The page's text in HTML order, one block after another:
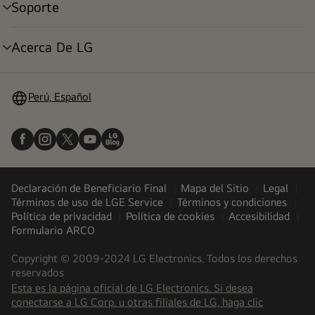
Soporte
alternar
Acerca De LG
alternar
Perú, Español
Declaración de Beneficiario Final Mapa del Sitio
Legal
Términos de uso de LGE Service
Términos y condiciones
Política de privacidad
Política de cookies
Accesibilidad
Formulario ARCO
Copyright © 2009-2024 LG Electronics. Todos los derechos
reservados
Esta es la página oficial de LG Electronics. Si desea
conectarse a LG Corp. u otras filiales de LG, haga clic(